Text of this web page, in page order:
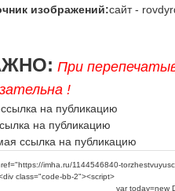
изображений:сайт -
При
!
на публикацию
на публикацию
ссылка на публикацию